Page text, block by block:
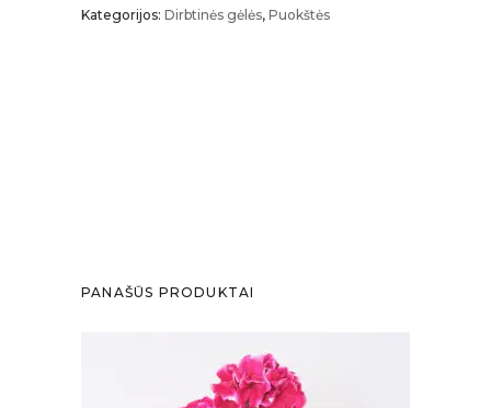
Kategorijos: Dirbtinės gėlės, Puokštės
PANAŠŪS PRODUKTAI